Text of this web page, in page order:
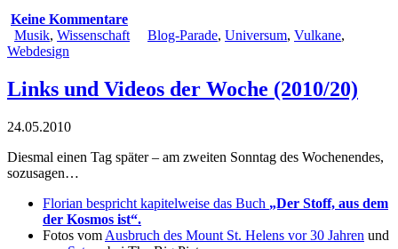
Keine Kommentare
Musik, Wissenschaft Blog-Parade, Universum, Vulkane,
Webdesign
Links und Videos der Woche (2010/20)
24.05.2010
Diesmal einen Tag später – am zweiten Sonntag des Wochenendes,
sozusagen…
Florian bespricht kapitelweise das Buch „Der Stoff, aus dem
der Kosmos ist“.
Fotos vom Ausbruch des Mount St. Helens vor 30 Jahren und